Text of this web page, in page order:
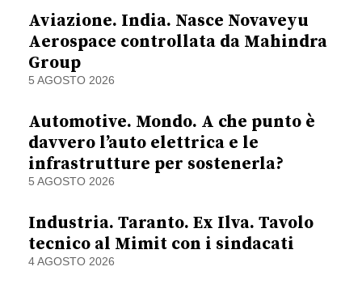
Aviazione. India. Nasce Novaveyu
Aerospace controllata da Mahindra
Group
5 AGOSTO 2026
Automotive. Mondo. A che punto è
davvero l’auto elettrica e le
infrastrutture per sostenerla?
5 AGOSTO 2026
Industria. Taranto. Ex Ilva. Tavolo
tecnico al Mimit con i sindacati
4 AGOSTO 2026